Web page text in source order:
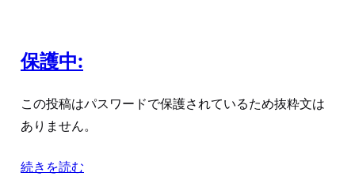
保護中:
この投稿はパスワードで保護されているため抜粋文は
ありません。
続きを読む